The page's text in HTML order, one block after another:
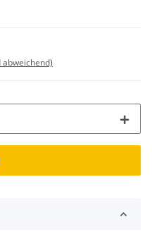
abweichend)